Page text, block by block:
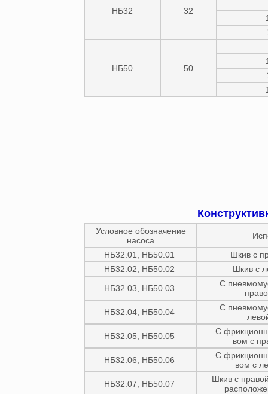
НБ32 32
НБ50 50
Условное обозначение
насоса
НБ32.01, НБ50.01
Шкив с
НБ32.02, НБ50.02
Шкив с
НБ32.03, НБ50.03
С
НБ32.04, НБ50.04
С
НБ32.05, НБ50.05
С
вом с
НБ32.06, НБ50.06
С
вом с
НБ32.07, НБ50.07
Шкив с